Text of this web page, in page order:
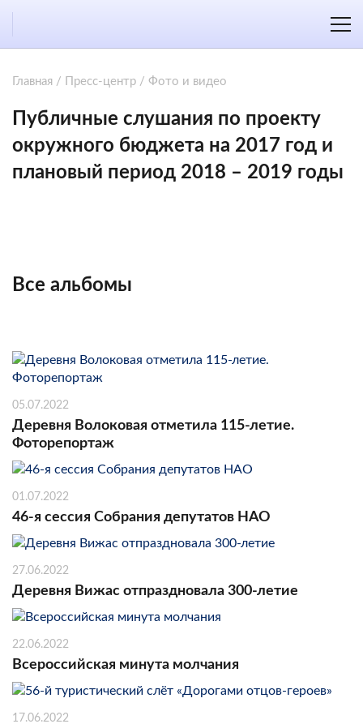
Главная / Пресс-центр / Фото и видео
Публичные слушания по проекту
окружного бюджета на 2017 год и
плановый период 2018 – 2019 годы
Все альбомы
05.07.2022
Деревня Волоковая отметила 115-летие.
Фоторепортаж
01.07.2022
46-я сессия Собрания депутатов НАО
27.06.2022
Деревня Вижас отпраздновала 300-летие
22.06.2022
Всероссийская минута молчания
17.06.2022